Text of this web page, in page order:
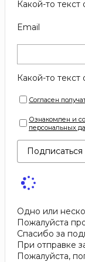
Какой-то
Email
Какой-то
Согласен
Ознакомлен и
персональных
Подписаться
Одно или
Пожалуйста
Спасибо за
При отправке
Пожалуйста,